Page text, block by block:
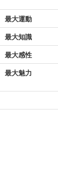
最大運動
最大知識
最大感性
最大魅力